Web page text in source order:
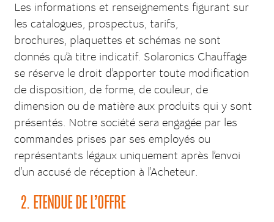
Les informations et renseignements figurant sur
les catalogues, prospectus, tarifs,
brochures, plaquettes et schémas ne sont
donnés qu’à titre indicatif. Solaronics Chauffage
se réserve le droit d’apporter toute modification
de disposition, de forme, de couleur, de
dimension ou de matière aux produits qui y sont
présentés. Notre société sera engagée par les
commandes prises par ses employés ou
représentants légaux uniquement après l’envoi
d’un accusé de réception à l’Acheteur.
2. ETENDUE DE L’OFFRE